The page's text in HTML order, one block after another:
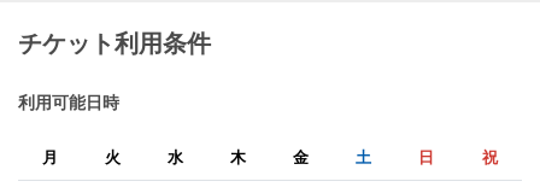
チケット利用条件
利用可能日時
月 火 水 木 金 土 日 祝